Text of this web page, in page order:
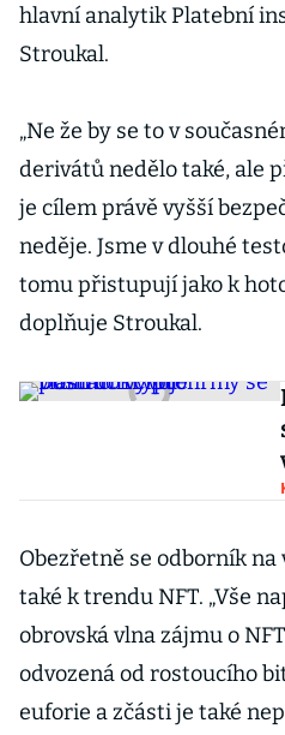
hlavní analytik Platební
Stroukal.
„Ne že by se to v
derivátů nedělo také, ale
je cílem právě vyšší
neděje. Jsme v dlouhé
tomu přistupují jako k
doplňuje Stroukal.
Obezřetně se odborník
také k trendu NFT. „Vše
obrovská vlna zájmu o
odvozená od rostoucího
euforie a zčásti je také